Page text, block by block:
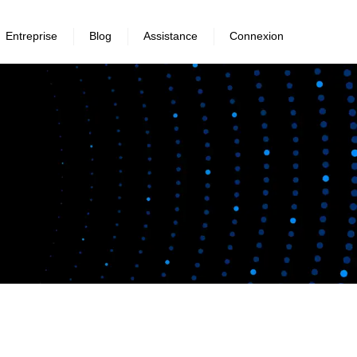
Entreprise Blog Assistance Connexion